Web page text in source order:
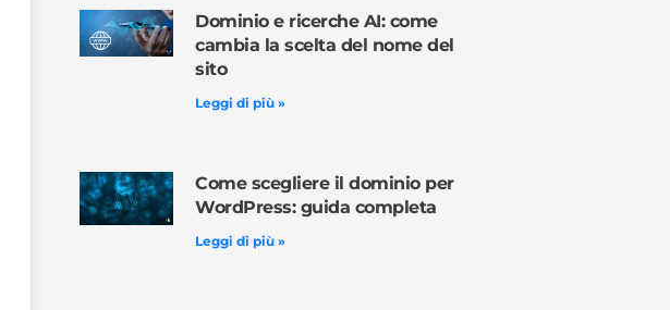
Dominio e ricerche AI: come
cambia la scelta del nome del
sito
Leggi di più »
Come scegliere il dominio per
WordPress: guida completa
Leggi di più »